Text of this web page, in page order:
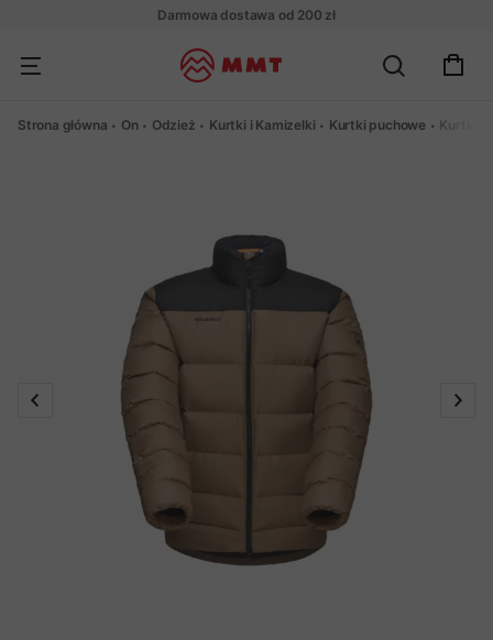
Darmowa dostawa od 200 zł
Strona główna On Odzież Kurtki i Kamizelki Kurtki puchowe Kurtka